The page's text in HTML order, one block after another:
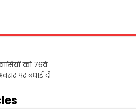
को 76वें
पर बधाई दी